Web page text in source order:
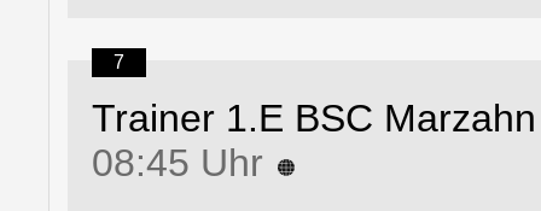
7
Trainer 1.E BSC Marzahn
08:45 Uhr